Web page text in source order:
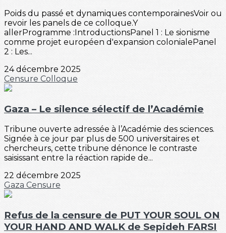
Poids du passé et dynamiques contemporainesVoir ou
revoir les panels de ce colloque.Y
allerProgramme :IntroductionsPanel 1 : Le sionisme
comme projet européen d'expansion colonialePanel
2 : Les...
24 décembre 2025
Censure Colloque
Gaza – Le silence sélectif de l’Académie
Tribune ouverte adressée à l’Académie des sciences.
Signée à ce jour par plus de 500 universitaires et
chercheurs, cette tribune dénonce le contraste
saisissant entre la réaction rapide de...
22 décembre 2025
Gaza Censure
Refus de la censure de PUT YOUR SOUL ON
YOUR HAND AND WALK de Sepideh FARSI